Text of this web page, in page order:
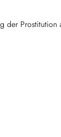
der Prostitution